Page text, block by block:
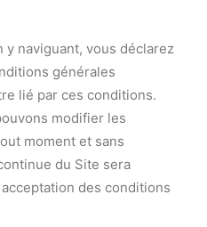
y naviguant, vous déclarez
générales
lié par ces conditions.
modifier les
moment et sans
du Site sera
des conditions